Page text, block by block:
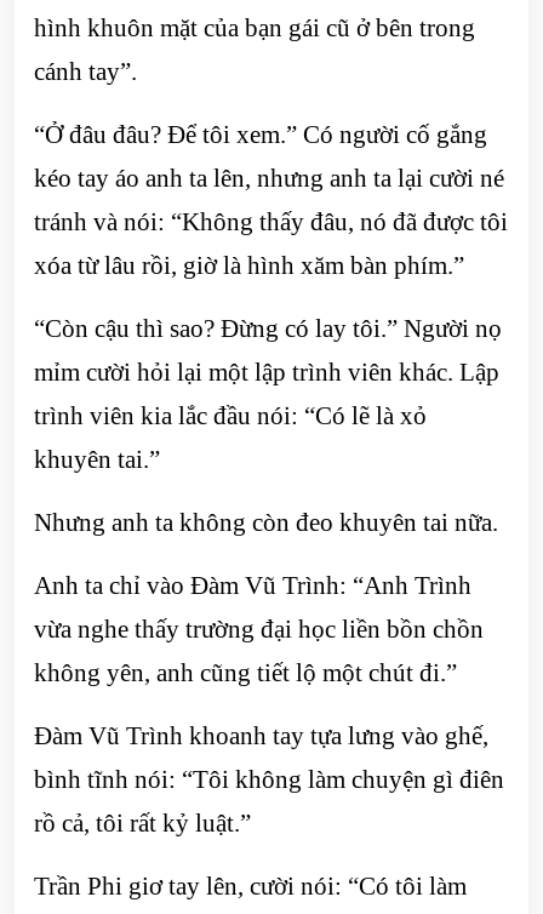
hình khuôn mặt của bạn gái cũ ở bên trong
cánh tay”.
“Ở đâu đâu? Để tôi xem.” Có người cố gắng
kéo tay áo anh ta lên, nhưng anh ta lại cười né
tránh và nói: “Không thấy đâu, nó đã được tôi
xóa từ lâu rồi, giờ là hình xăm bàn phím.”
“Còn cậu thì sao? Đừng có lay tôi.” Người nọ
mỉm cười hỏi lại một lập trình viên khác. Lập
trình viên kia lắc đầu nói: “Có lẽ là xỏ
khuyên tai.”
Nhưng anh ta không còn đeo khuyên tai nữa.
Anh ta chỉ vào Đàm Vũ Trình: “Anh Trình
vừa nghe thấy trường đại học liền bồn chồn
không yên, anh cũng tiết lộ một chút đi.”
Đàm Vũ Trình khoanh tay tựa lưng vào ghế,
bình tĩnh nói: “Tôi không làm chuyện gì điên
rồ cả, tôi rất kỷ luật.”
Trần Phi giơ tay lên, cười nói: “Có tôi làm